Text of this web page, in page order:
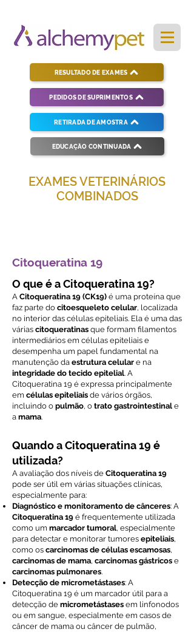
PEDIDOS DE SUPRIMENTOS
RESULTADO DE EXAMES
RETIRADA DE AMOSTRA
EDUCAÇÃO CONTINUADA
EXAMES VETERINÁRIOS
COMBINADOS
Citoqueratina 19
O que é a Citoqueratina 19?
A Citoqueratina 19 (CK19) é uma proteína que
faz parte do citoesqueleto celular, localizada
no interior das células epiteliais. Ela é uma das
várias citoqueratinas que formam filamentos
intermediários em células epiteliais e
desempenha um papel fundamental na
manutenção da estrutura celular e na
integridade do tecido epitelial. A
Citoqueratina 19 é expressa principalmente
em células epiteliais de vários órgãos,
incluindo o pulmão, o trato gastrointestinal e
a mama.
Quando a Citoqueratina 19 é
utilizada?
A avaliação dos níveis de Citoqueratina 19
pode ser útil em várias situações clínicas,
especialmente para:
Diagnóstico e monitoramento de cânceres: A
Citoqueratina 19 é frequentemente utilizada
como um marcador tumoral, especialmente
para detectar e monitorar tumores epiteliais,
como os carcinomas de células escamosas,
carcinomas de mama, carcinomas gástricos e
carcinomas pulmonares.
Detecção de micrometástases: A
Citoqueratina 19 é um marcador útil para a
detecção de micrometástases em linfonodos
ou em sangue, especialmente em casos de
câncer de mama ou câncer de pulmão,